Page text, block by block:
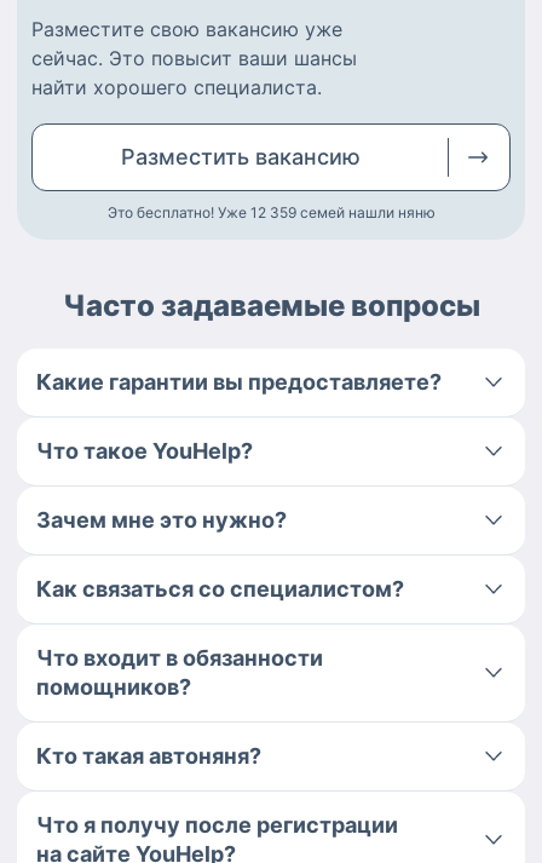
Разместите свою вакансию уже
сейчас. Это повысит ваши шансы
найти хорошего специалиста.
Разместить вакансию
Это бесплатно! Уже 12 359 семей нашли няню
Часто задаваемые вопросы
Какие гарантии вы предоставляете?
Что такое YouHelp?
Зачем мне это нужно?
Как связаться со специалистом?
Что входит в обязанности
помощников?
Кто такая автоняня?
Что я получу после регистрации
на сайте YouHelp?